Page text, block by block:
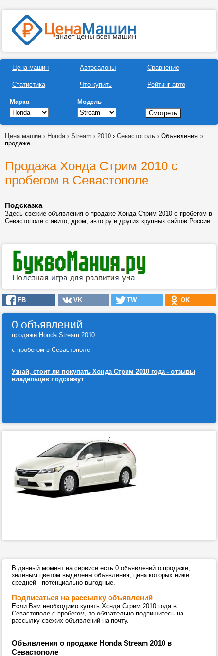
Цена машин
Статистика
Автосалоны
Что купить
Сравнение
Рейтинг авто
Марка Модель
Цена машин › Honda› Stream › 2010 › Севастополь › Объявления о
продаже
Продажа Хонда Стрим 2010 с
пробегом в Севастополе
Подсказка
Здесь свежие объявления о продаже Хонда Стрим 2010 с пробегом в
Севастополе с авито, дром, авто.ру и других крупных сайтов России.
FB VK TW OK
0 объявлений
продажи Honda Stream 2010
с пробегом в Севастополе.
Узнай, стоит ли покупать Хонда Стрим 2010 года - отзывы
владельцев подскажут
В данный момент на сервисе есть 0 объявлений о продаже,
зеленым цветом выделены объявления, цена которых ниже
средней - потенциально выгодные.
Подписаться на рассылку объявлений
Если Вам необходимо купить Хонда Стрим 2010 года в
Севастополе с пробегом, то обязательно подпишитесь на
рассылку свежих объявлений на почту.
Объявления о продаже Honda Stream 2010 в
Севастополе